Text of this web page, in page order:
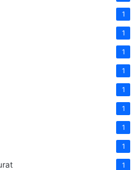
1
1
1
1
1
1
1
1
1